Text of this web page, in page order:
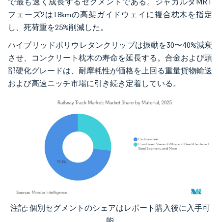
フェーズ2は18kmの高架ガイドウェイに複合枕木を指定
し、死荷重を25%削減した。
ハイブリッドポリウレタンクリップは振動を30〜40%減衰
させ、コンクリート枕木の寿命を延長する。合金および頭
部硬化グレードは、耐摩耗性が価格を上回る重量貨物輸送
および高速ニッチ市場に引き続き定着している。
画像 © Mordor Intelligence。再利用にはCC BY 4.0の表示が必要です。
注記: 個別セグメントのシェアはレポート購入後に入手可